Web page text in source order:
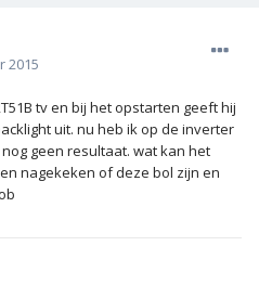
2015
tv en bij het opstarten geeft hij
uit. nu heb ik op de inverter
geen resultaat. wat kan het
nagekeken of deze bol zijn en